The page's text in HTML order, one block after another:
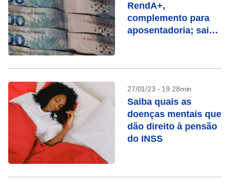
RendA+,
complemento para
aposentadoria; saiba
27/01/23 - 19:28min
Saiba quais as
doenças mentais que
dão direito à pensão
do INSS